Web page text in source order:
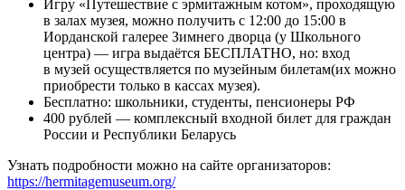
Игру «Путешествие с эрмитажным котом», проходящую
в залах музея, можно получить с 12:00 до 15:00 в
Иорданской галерее Зимнего дворца (у Школьного
центра) — игра выдаётся БЕСПЛАТНО, но: вход
в музей осуществляется по музейным билетам(их можно
приобрести только в кассах музея).
Бесплатно: школьники, студенты, пенсионеры РФ
400 рублей — комплексный входной билет для граждан
России и Республики Беларусь
Узнать подробности можно на сайте организаторов:
https://hermitagemuseum.org/